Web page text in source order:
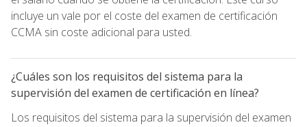
incluye un vale por el coste del examen de certificación
CCMA sin coste adicional para usted.
¿Cuáles son los requisitos del sistema para la
supervisión del examen de certificación en línea?
Los requisitos del sistema para la supervisión del examen